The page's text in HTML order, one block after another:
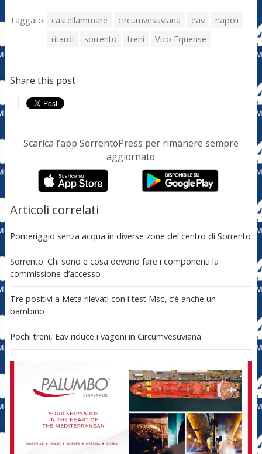
Taggato castellammare circumvesuviana eav
napoli
ritardi
sorrento treni Vico Equense
Share this post
Scarica l’app SorrentoPress per rimanere sempre
aggiornato
Articoli correlati
Pomeriggio senza acqua in diverse zone del centro di Sorrento
Sorrento. Chi sono e cosa devono fare i componenti la
commissione d’accesso
Tre positivi a Meta rilevati con i test Msc, c’è anche un
bambino
Pochi treni, Eav riduce i vagoni in Circumvesuviana